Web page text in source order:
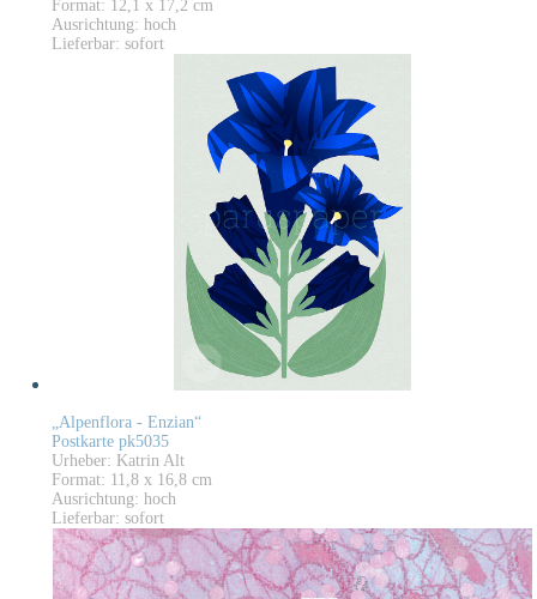
Format: 12,1 x 17,2 cm
Ausrichtung: hoch
Lieferbar: sofort
„Alpenflora - Enzian“
Postkarte pk5035
Urheber: Katrin Alt
Format: 11,8 x 16,8 cm
Ausrichtung: hoch
Lieferbar: sofort